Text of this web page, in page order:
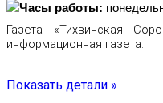
Часы работы:
Газета «Тихвинская
информационная газета.
Показать детали »